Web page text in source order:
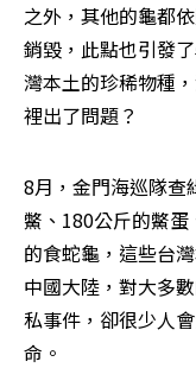
之外，其他的龜都
銷毀，此點也引發
灣本土的珍稀物種
裡出了問題？
8月，金門海巡隊查
鱉、180公斤的鱉
的食蛇龜，這些台
中國大陸，對大多
私事件，卻很少人
命。